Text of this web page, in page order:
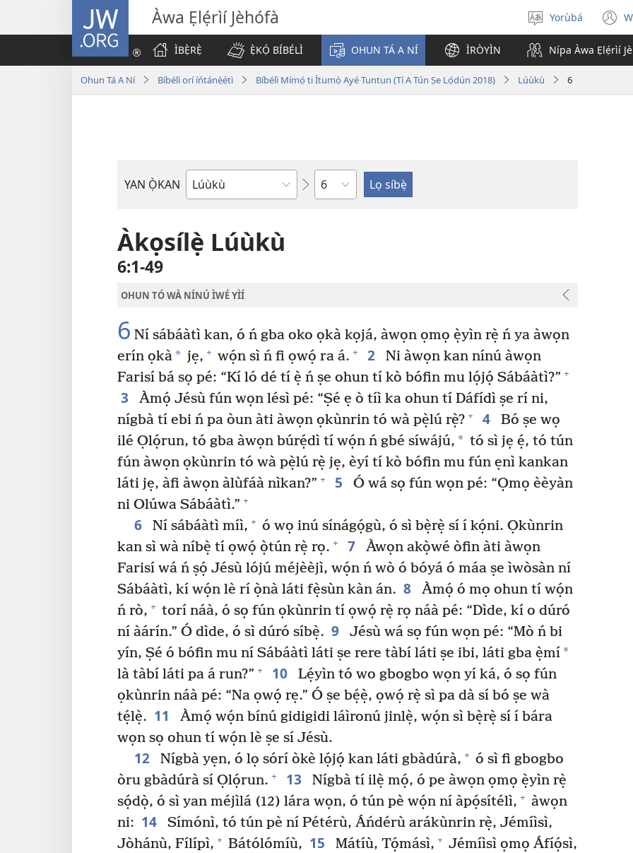
JW.ORG Àwa Ẹlẹ́rìí Jèhófà
Yan
èdè
Yorùbá
ÌBẸ̀RẸ̀
Ẹ̀KỌ́ BÍBÉLÌ OHUN TÁ A NÍ ÌRÒYÌN Nípa Àwa Ẹlẹ́rìí
Ohun Tá A Ní Bíbélì orí íńtánẹ́ẹ̀tì Bíbélì Mímọ́ ti Ìtumọ̀ Ayé Tuntun (Tí A Tún Ṣe Lọ́dún 2018) Lúùkù 6
YAN Ọ̀KAN
Ìwé
Orí
Àkọsílẹ̀ Lúùkù
6:1-49
OHUN TÓ WÀ NÍNÚ ÌWÉ YÌÍ
6 Ní sábáàtì kan, ó ń gba oko ọkà kọjá, àwọn ọmọ ẹ̀yìn rẹ̀ ń ya àwọn
erín ọkà* jẹ, + wọ́n sì ń fi ọwọ́ ra á. + 2
Ni àwọn kan nínú àwọn
Farisí bá sọ pé: “Kí ló dé tí ẹ̀ ń ṣe ohun tí kò bófin mu lọ́jọ́ Sábáàtì?” +
3
Àmọ́ Jésù fún wọn lésì pé: “Ṣé ẹ ò tíì ka ohun tí Dáfídì ṣe rí ni,
nígbà tí ebi ń pa òun àti àwọn ọkùnrin tó wà pẹ̀lú rẹ̀? + 4
Bó ṣe wọ
ilé Ọlọ́run, tó gba àwọn búrẹ́dì tí wọ́n ń gbé síwájú, * tó sì jẹ ẹ́, tó tún
fún àwọn ọkùnrin tó wà pẹ̀lú rẹ̀ jẹ, èyí tí kò bófin mu fún ẹnì kankan
láti jẹ, àfi àwọn àlùfáà nìkan?” + 5
Ó wá sọ fún wọn pé: “Ọmọ èèyàn
ni Olúwa Sábáàtì.” +
6 Ní sábáàtì míì, + ó wọ inú sínágọ́gù, ó sì bẹ̀rẹ̀ sí í kọ́ni. Ọkùnrin
kan sì wà níbẹ̀ tí ọwọ́ ọ̀tún rẹ̀ rọ. + 7
Àwọn akọ̀wé òfin àti àwọn
Farisí wá ń ṣọ́ Jésù lójú méjèèjì, wọ́n ń wò ó bóyá ó máa ṣe ìwòsàn ní
Sábáàtì, kí wọ́n lè rí ọ̀nà láti fẹ̀sùn kàn án. 8
Àmọ́ ó mọ ohun tí wọ́n
ń rò, + torí náà, ó sọ fún ọkùnrin tí ọwọ́ rẹ̀ rọ náà pé: “Dìde, kí o dúró
ní àárín.” Ó dìde, ó sì dúró síbẹ̀. 9
Jésù wá sọ fún wọn pé: “Mò ń bi
yín, Ṣé ó bófin mu ní Sábáàtì láti ṣe rere tàbí láti ṣe ibi, láti gba ẹ̀mí*
là tàbí láti pa á run?” + 10
Lẹ́yìn tó wo gbogbo wọn yí ká, ó sọ fún
ọkùnrin náà pé: “Na ọwọ́ rẹ.” Ó ṣe bẹ́ẹ̀, ọwọ́ rẹ̀ sì pa dà sí bó ṣe wà
tẹ́lẹ̀. 11
Àmọ́ wọ́n bínú gidigidi láìronú jinlẹ̀, wọ́n sì bẹ̀rẹ̀ sí í bára
wọn sọ ohun tí wọ́n lè ṣe sí Jésù.
12 Nígbà yẹn, ó lọ sórí òkè lọ́jọ́ kan láti gbàdúrà, + ó sì fi gbogbo
òru gbàdúrà sí Ọlọ́run. + 13
Nígbà tí ilẹ̀ mọ́, ó pe àwọn ọmọ ẹ̀yìn rẹ̀
sọ́dọ̀, ó sì yan méjìlá (12) lára wọn, ó tún pè wọ́n ní àpọ́sítélì, + àwọn
ni: 14
Símónì, tó tún pè ní Pétérù, Áńdérù arákùnrin rẹ̀, Jémíìsì,
Jòhánù, Fílípì, + Bátólómíù, 15 Mátíù, Tọ́másì, + Jémíìsì ọmọ Áfíọ́sì,